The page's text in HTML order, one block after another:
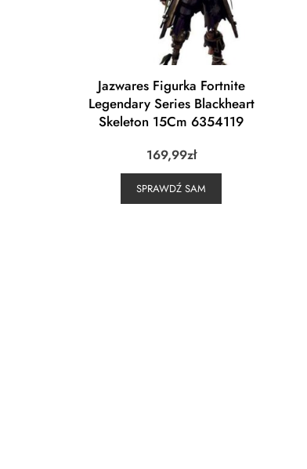
Jazwares Figurka Fortnite
Legendary Series Blackheart
Skeleton 15Cm 6354119
169,99zł
SPRAWDŹ SAM